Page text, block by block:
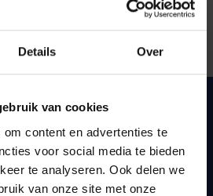
Details Over
van cookies
content en advertenties te
voor social media te bieden
te analyseren. Ook delen we
van onze site met onze